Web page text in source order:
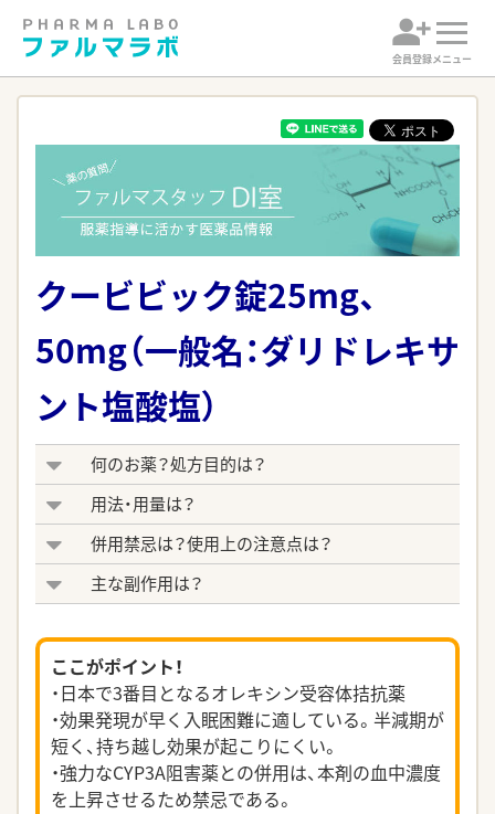
会員登録メニュー
クービビック錠25mg、
50mg（一般名：ダリドレキサ
ント塩酸塩）
何のお薬？処方目的は？
用法・用量は？
併用禁忌は？使用上の注意点は？
主な副作用は？
ここがポイント！
・⽇本で3番⽬となるオレキシン受容体拮抗薬
・効果発現が早く⼊眠困難に適している。半減期が
短く、持ち越し効果が起こりにくい。
・強⼒なCYP3A阻害薬との併⽤は、本剤の⾎中濃度
を上昇させるため禁忌である。